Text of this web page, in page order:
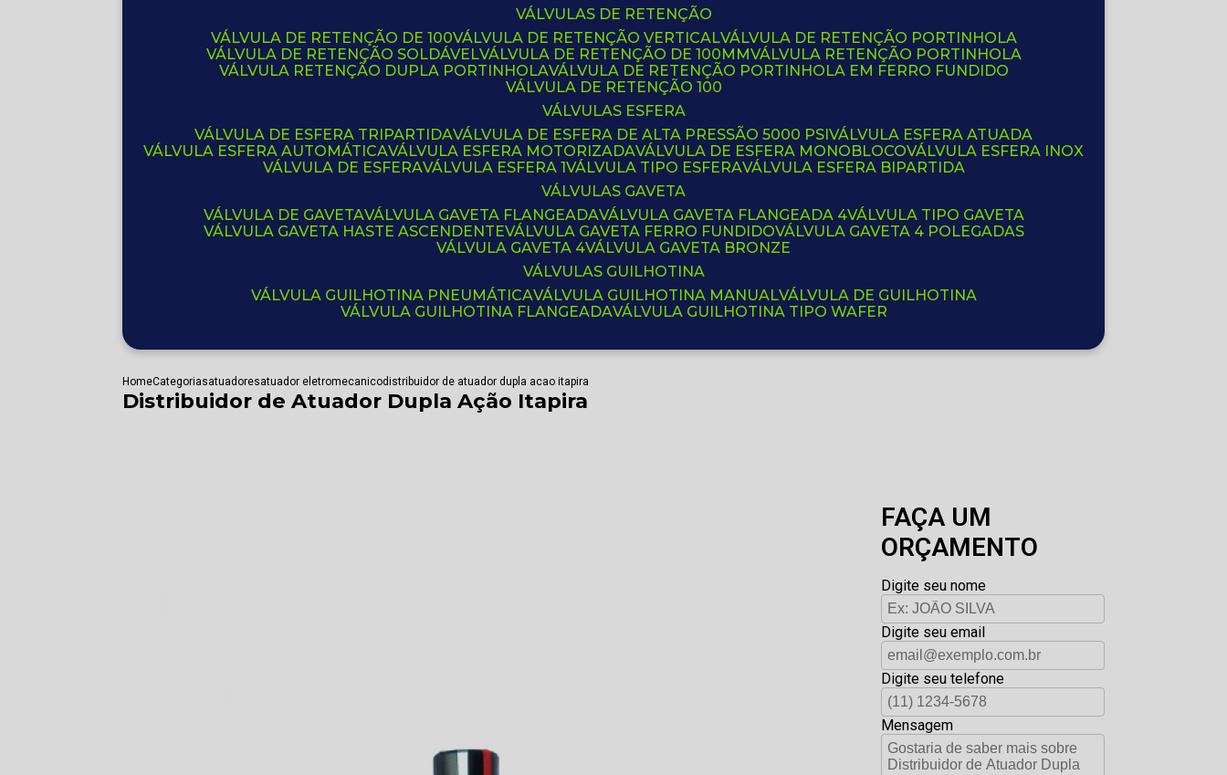
VÁLVULAS DE RETENÇÃO
VÁLVULA DE RETENÇÃO DE 100 VÁLVULA DE RETENÇÃO VERTICAL VÁLVULA DE RETENÇÃO PORTINHOLA
VÁLVULA DE RETENÇÃO SOLDÁVEL VÁLVULA DE RETENÇÃO DE 100MM
VÁLVULA RETENÇÃO PORTINHOLA
VÁLVULA RETENÇÃO DUPLA PORTINHOLA VÁLVULA DE RETENÇÃO PORTINHOLA EM FERRO FUNDIDO
VÁLVULA DE RETENÇÃO 100
VÁLVULAS ESFERA
VÁLVULA DE ESFERA TRIPARTIDA VÁLVULA DE ESFERA DE ALTA PRESSÃO 5000 PSI VÁLVULA ESFERA ATUADA
VÁLVULA ESFERA AUTOMÁTICA VÁLVULA ESFERA MOTORIZADA VÁLVULA DE ESFERA MONOBLOCO VÁLVULA ESFERA INOX
VÁLVULA DE ESFERA VÁLVULA ESFERA 1 VÁLVULA TIPO ESFERA VÁLVULA ESFERA BIPARTIDA
VÁLVULAS GAVETA
VÁLVULA DE GAVETA VÁLVULA GAVETA FLANGEADA VÁLVULA GAVETA FLANGEADA 4 VÁLVULA TIPO GAVETA
VÁLVULA GAVETA HASTE ASCENDENTE VÁLVULA GAVETA FERRO FUNDIDO VÁLVULA GAVETA 4 POLEGADAS
VÁLVULA GAVETA 4 VÁLVULA GAVETA BRONZE
VÁLVULAS GUILHOTINA
VÁLVULA GUILHOTINA PNEUMÁTICA VÁLVULA GUILHOTINA MANUAL VÁLVULA DE GUILHOTINA
VÁLVULA GUILHOTINA FLANGEADA VÁLVULA GUILHOTINA TIPO WAFER
HomeCategoriasatuadoresatuador eletromecanicodistribuidor de atuador dupla acao itapira
Distribuidor de Atuador Dupla Ação Itapira
FAÇA UM
ORÇAMENTO
Digite seu nome
Digite seu email
Digite seu telefone
Mensagem